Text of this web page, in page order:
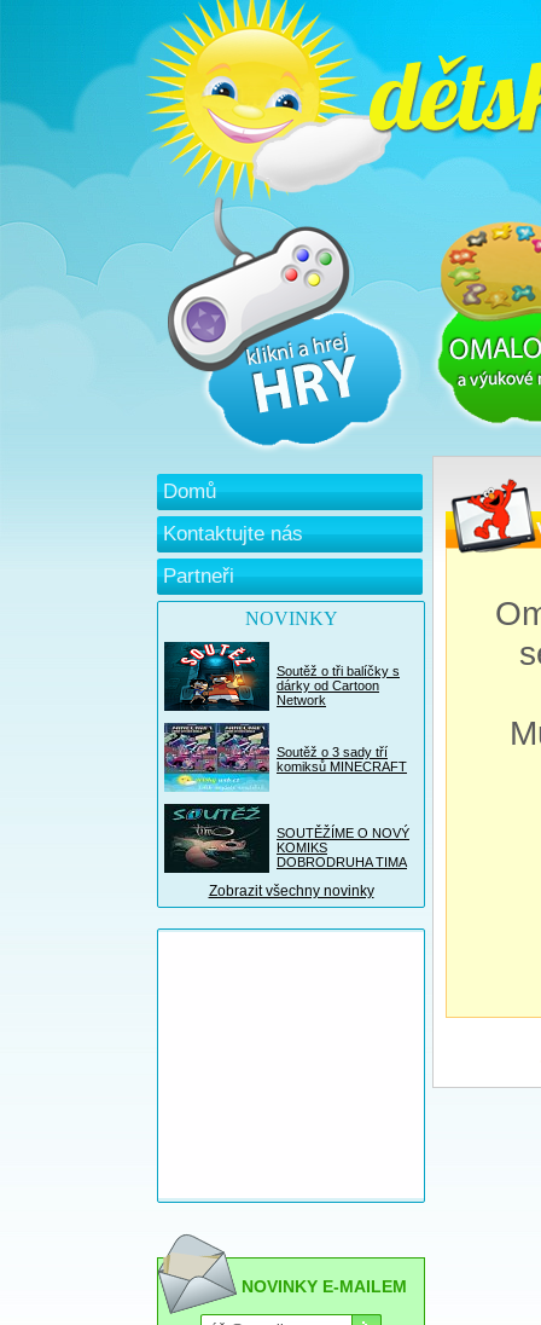
Domů
Kontaktujte nás
Partneři
NOVINKY
Soutěž o tři balíčky s
dárky od Cartoon
Network
Soutěž o 3 sady tří
komiksů MINECRAFT
SOUTĚŽÍME O NOVÝ
KOMIKS
DOBRODRUHA TIMA
Zobrazit všechny novinky
NOVINKY E-MAILEM